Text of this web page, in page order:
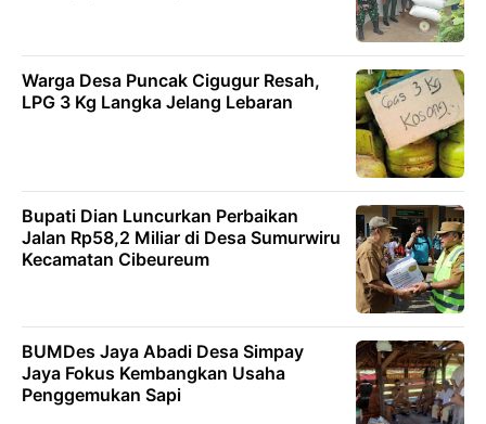
Warga Desa Puncak Cigugur Resah,
LPG 3 Kg Langka Jelang Lebaran
Bupati Dian Luncurkan Perbaikan
Jalan Rp58,2 Miliar di Desa Sumurwiru
Kecamatan Cibeureum
BUMDes Jaya Abadi Desa Simpay
Jaya Fokus Kembangkan Usaha
Penggemukan Sapi